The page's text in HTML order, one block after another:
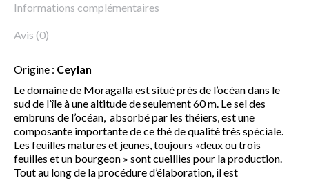
Informations complémentaires
Avis (0)
Origine : Ceylan
Le domaine de Moragalla est situé près de l’océan dans le
sud de l’île à une altitude de seulement 60 m. Le sel des
embruns de l’océan, absorbé par les théiers, est une
composante importante de ce thé de qualité très spéciale.
Les feuilles matures et jeunes, toujours «deux ou trois
feuilles et un bourgeon » sont cueillies pour la production.
Tout au long de la procédure d’élaboration, il est